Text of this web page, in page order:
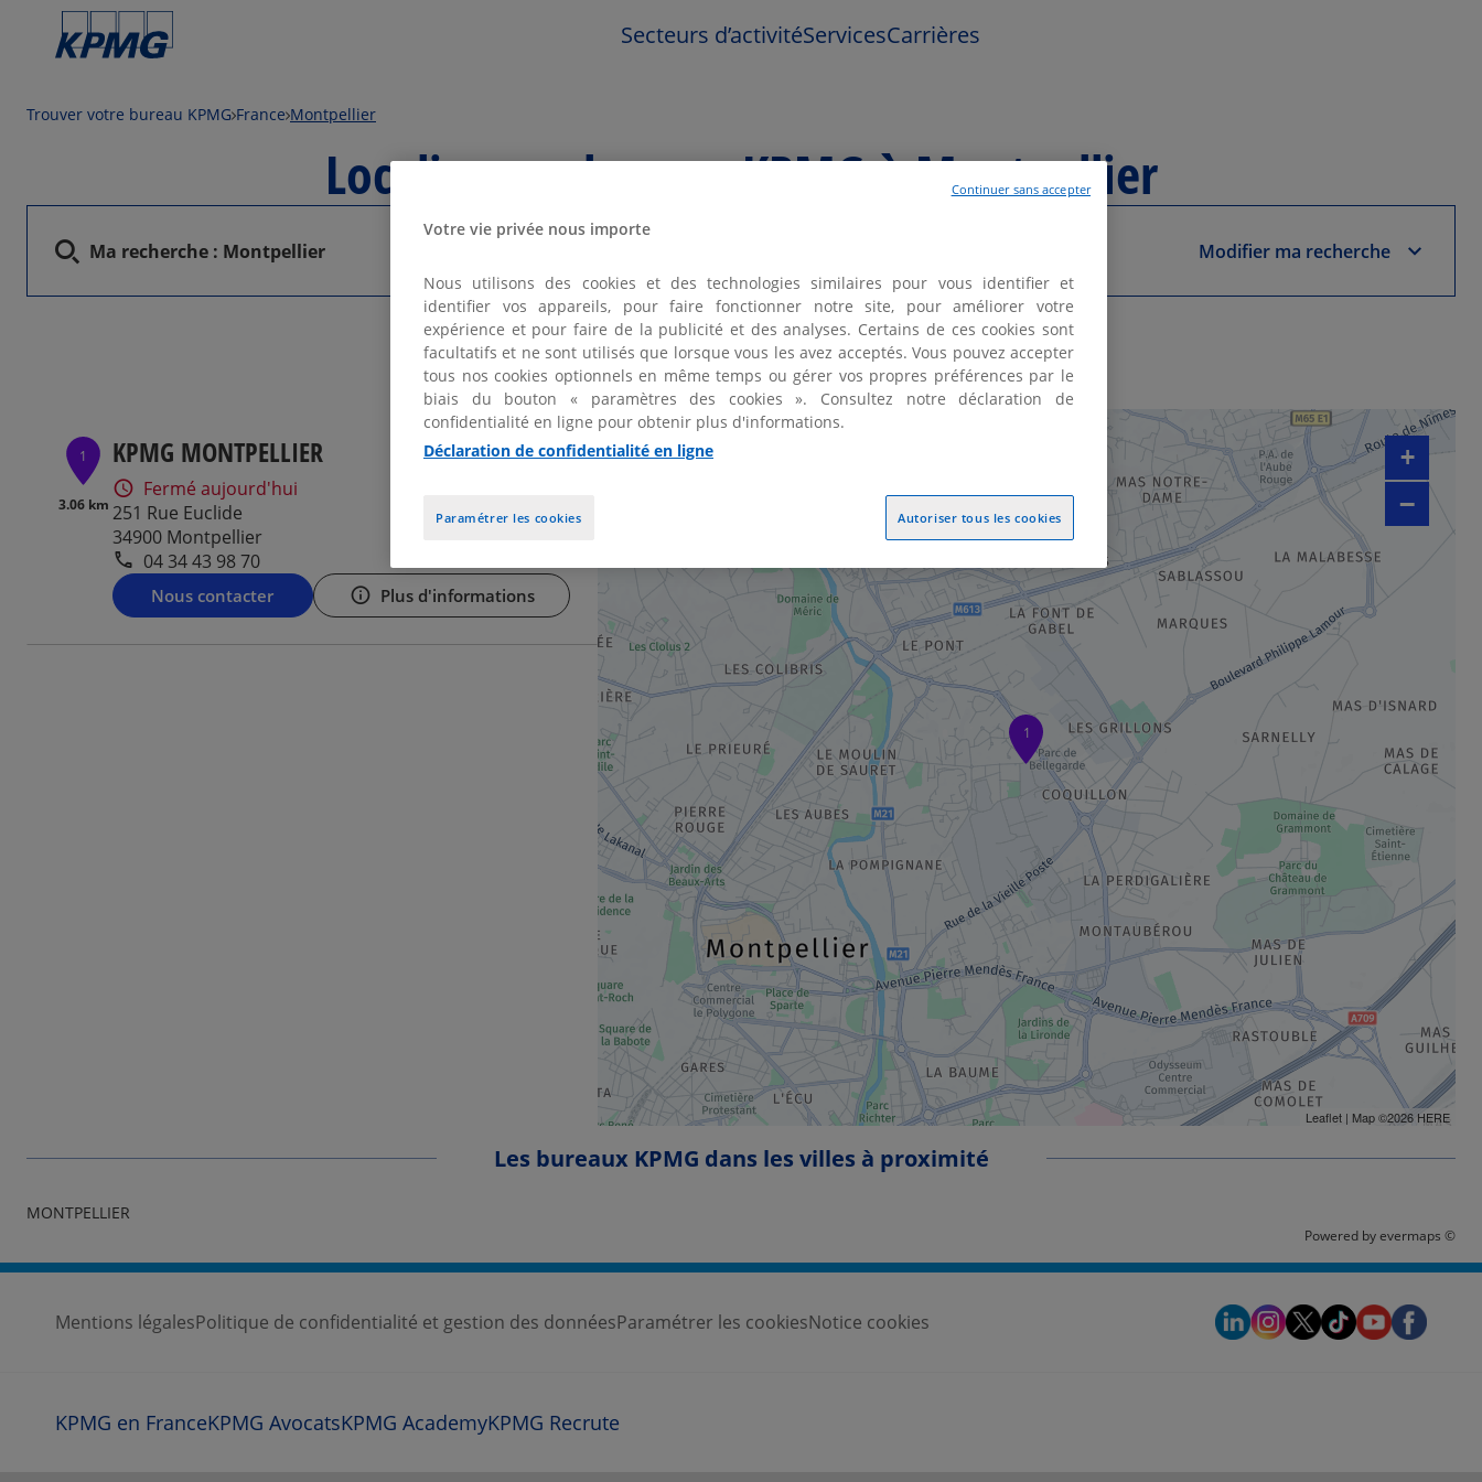
Secteurs d’activitéServicesCarrières
Trouver votre bureau KPMG France Montpellier
Localiser un bureau KPMG à Montpellier
Ma recherche : Montpellier Modifier ma recherche
1 bureau KPMG à Montpellier et aux alentours
1
3.06 km
KPMG MONTPELLIER
251 Rue Euclide
34900 Montpellier
04 34 43 98 70
Fermé aujourd'hui
Nous contacter Plus d'informations
1
+
−
Leaflet| Map ©2026 HERE
Les bureaux KPMG dans les villes à proximité
MONTPELLIER
Powered byevermaps ©
Mentions légalesPolitique de confidentialité et gestion des donnéesParamétrer les cookiesNotice cookies
KPMG en FranceKPMG AvocatsKPMG AcademyKPMG Recrute
Votre vie privée nous importe
Nous utilisons des cookies et des technologies similaires pour vous identifier et
identifier vos appareils, pour faire fonctionner notre site, pour améliorer votre
expérience et pour faire de la publicité et des analyses. Certains de ces cookies sont
facultatifs et ne sont utilisés que lorsque vous les avez acceptés. Vous pouvez accepter
tous nos cookies optionnels en même temps ou gérer vos propres préférences par le
biais du bouton « paramètres des cookies ». Consultez notre déclaration de
confidentialité en ligne pour obtenir plus d'informations.
Déclaration de confidentialité en ligne
Autoriser tous les cookies
Paramétrer les cookies
Continuer sans accepter